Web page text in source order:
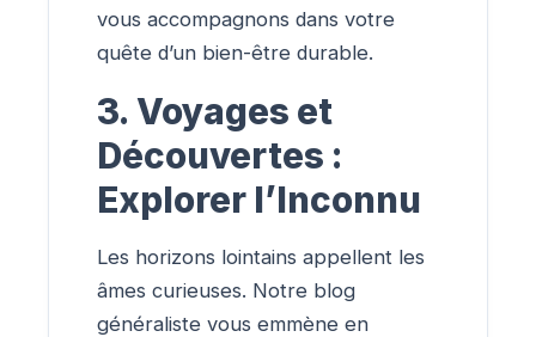
vous accompagnons dans votre
quête d’un bien-être durable.
3. Voyages et
Découvertes :
Explorer l’Inconnu
Les horizons lointains appellent les
âmes curieuses. Notre blog
généraliste vous emmène en